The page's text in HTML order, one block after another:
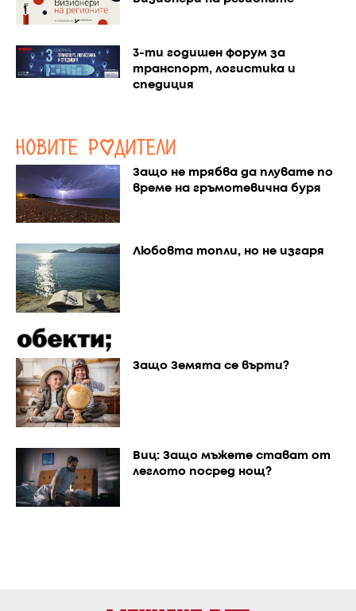
3-ти годишен форум за
транспорт, логистика и
спедиция
Защо не трябва да плувате по
време на гръмотевична буря
Любовта топли, но не изгаря
Защо Земята се върти?
Виц: Защо мъжете стават от
леглото посред нощ?